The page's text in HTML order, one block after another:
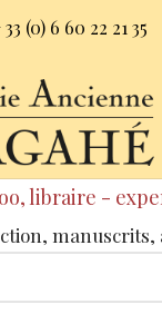
33 (0) 6 60 22 21 35
libraire -